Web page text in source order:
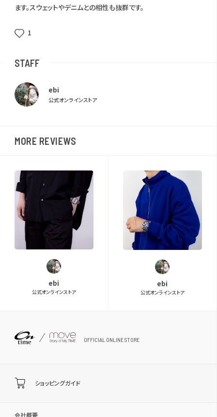
ます。スウェットやデニムとの相性も抜群です。
1
STAFF
ebi
公式オンラインストア
MORE REVIEWS
ebi
公式オンラインストア
ebi
公式オンラインストア
OFFICIAL ONLINE STORE
会社概要
ショッピングガイド